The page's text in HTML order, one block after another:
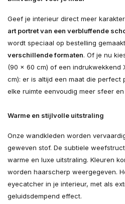
Geef je interieur direct meer
art portret van een verbluffende
wordt speciaal op bestelling
verschillende formaten. Of je nu
(90 × 60 cm) of een indrukwekkend
cm): er is altijd een maat die perfect
elke ruimte eenvoudig meer sfeer en
Warme en stijlvolle uitstraling
Onze wandkleden worden
geweven stof. De subtiele
warme en luxe uitstraling. Kleuren
worden haarscherp weergegeven.
eyecatcher in je interieur, met als
geluidsdempend effect.